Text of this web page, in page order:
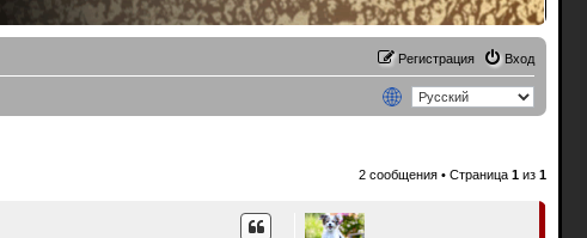
Вход
Регистрация
2 сообщения • Страница1 из1